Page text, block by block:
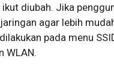
diubah. Jika
agar lebih
pada menu
WLAN.